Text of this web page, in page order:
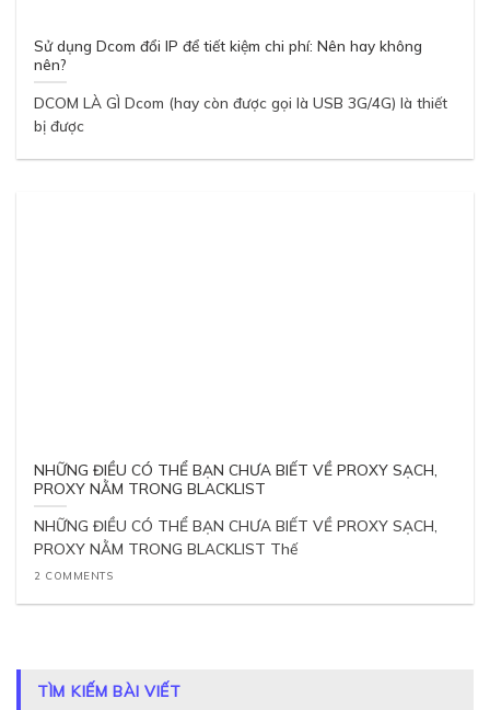
Sử dụng Dcom đổi IP để tiết kiệm chi phí: Nên hay không
nên?
DCOM LÀ GÌ Dcom (hay còn được gọi là USB 3G/4G) là thiết
bị được
NHỮNG ĐIỀU CÓ THỂ BẠN CHƯA BIẾT VỀ PROXY SẠCH,
PROXY NẰM TRONG BLACKLIST
NHỮNG ĐIỀU CÓ THỂ BẠN CHƯA BIẾT VỀ PROXY SẠCH,
PROXY NẰM TRONG BLACKLIST Thế
2 COMMENTS
TÌM KIẾM BÀI VIẾT